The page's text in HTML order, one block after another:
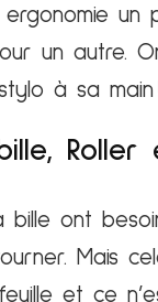
un
un autre.
à sa main
Roller
bille ont
Mais
et ce